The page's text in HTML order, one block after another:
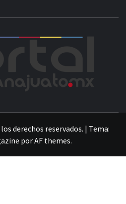
derechos reservados. | Tema:
porAF themes.